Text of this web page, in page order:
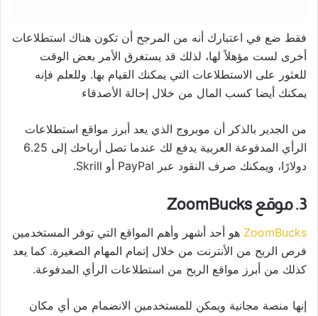
فقط ضع في اعتبارك أنه من المرجح أن تكون هناك استطلاعات
أخرى لست مؤهلاً لها، لذلك قد يستغرق الأمر بعض الوقت
للعثور على الاستطلاعات التي يمكنك القيام بها. وللعلم فإنه
يمكنك أيضا كسب المال من خلال إحالة الأصدقاء
من الجدير بالذكر أن موبروج الذي يعد أبرز مواقع استطلاعات
الرأي المدفوعة العربية يدفع لك عندما تصل أرباحك إلى 6.25
دولارًا، ويمكنك صرف النقود عبر PayPal أو Skrill.
3. موقع ZoomBucks
ZoomBucks هو أحد أشهر وأهم المواقع التي توفر المستخدمين
فرص الربح من الأنترنت من خلال إتمام المهام الصغيرة. كما يعد
كذلك من أبرز مواقع الربح من استطلاعات الرأي المدفوعة.
إنها منصة مجانية ويمكن للمستخدمين الانضمام من أي مكان